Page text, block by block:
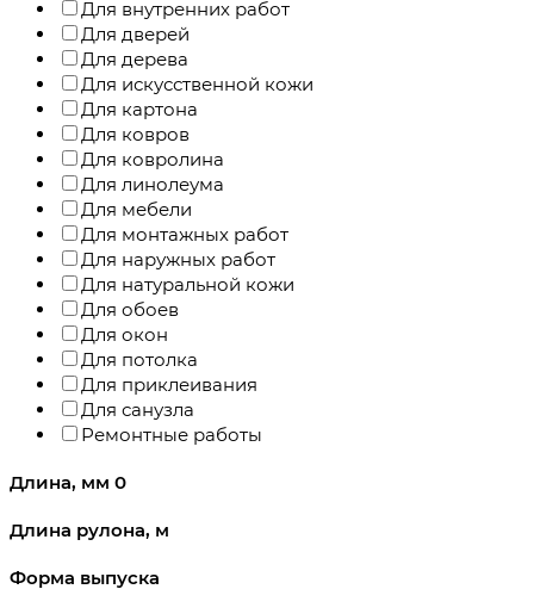
Для внутренних работ
Для дверей
Для дерева
Для искусственной кожи
Для картона
Для ковров
Для ковролина
Для линолеума
Для мебели
Для монтажных работ
Для наружных работ
Для натуральной кожи
Для обоев
Для окон
Для потолка
Для приклеивания
Для санузла
Ремонтные работы
Длина, мм 0
Длина рулона, м
Форма выпуска